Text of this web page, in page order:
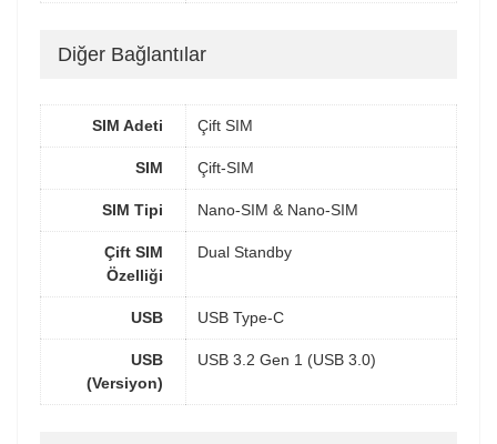
Diğer Bağlantılar
SIM Adeti Çift SIM
SIM Çift-SIM
SIM Tipi Nano-SIM & Nano-SIM
Çift SIM
Özelliği
Dual Standby
USB USB Type-C
USB
(Versiyon)
USB 3.2 Gen 1 (USB 3.0)